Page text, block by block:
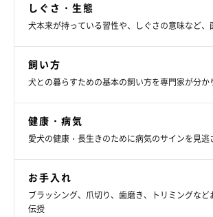
愛犬が視線を外したときには、無理に目を合
のまま落ち着いた距離を保つことが大切です
ると考えられています。また、日頃から穏や
ることで、愛犬はより安心して過ごせるよう
犬が目をそらすしぐさは、必ずしも拒否の意
監修／いぬ・ねこのきもち獣医師相談室
しぐさ・生態
犬本来が持っている習性や、しぐさの意味など、
飼い方
犬との暮らすための基本の飼い方を専門家が分か
健康・病気
愛犬の健康・長生きのために病気のサインを見
お手入れ
ブラッシング、爪切り、歯磨き、トリミングなど
伝授